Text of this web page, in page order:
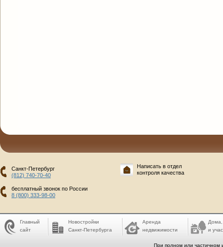
Санкт-Петербург
(812) 740-70-40
бесплатный звонок по России
8 (800) 333-98-00
Написать в отдел
контроля качества
Главный
сайт
Новостройки
Санкт-Петербурга
Аренда
недвижимости
Дома,
и
При полном или частичном